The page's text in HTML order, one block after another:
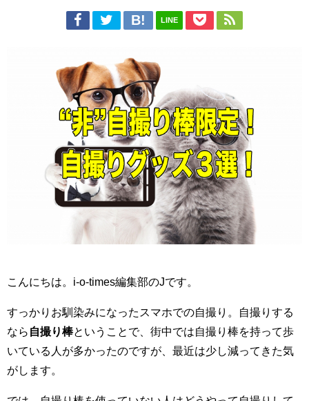
LINE
こんにちは。i-o-times編集部のJです。
すっかりお馴染みになったスマホでの自撮り。自撮りする
なら 自撮り棒ということで、街中では自撮り棒を持って歩
いている人が多かったのですが、最近は少し減ってきた気
がします。